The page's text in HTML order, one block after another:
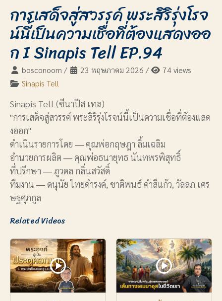
การเสด็จสู่สวรรค์ พระสิริรุ่งโรจ
น์นี้เป็นความเชื่อที่ต้องแสดงออ
ก I Sinapis Tell EP.94
bosconoom / 23 พฤษภาคม 2026 /
74 views
Sinapis Tell
Sinapis Tell (ซีนาปีส เทล)
"การเสด็จสู่สวรรค์ พระสิริรุ่งโรจน์นี้เป็นความเชื่อที่ต้องแสด
งออก"
ดำเนินรายการโดย ― คุณพ่อกฤษฎา ลิ้มเฉลิม
อำนวยการผลิต ― คุณพ่อธนายุทธ นันทพรพิสุทธิ์
ที่ปรึกษา ― ภูวดล กลิ่นสวัสดิ์
ทีมงาน ― ดนุนัย ไทยดำรงค์, ชาติพนธ์ คำสีแก้ว, วัลลภ เศร
ษฐศุภกูล
Related Videos